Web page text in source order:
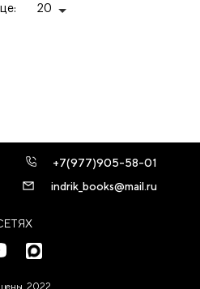
20
+7(977)905-58-01
indrik_books@mail.ru
2022